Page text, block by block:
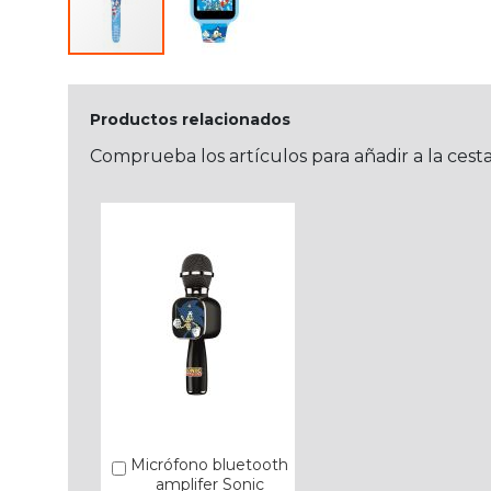
Productos relacionados
Comprueba los artículos para añadir a la
Micrófono bluetooth
amplifer Sonic
Añadir